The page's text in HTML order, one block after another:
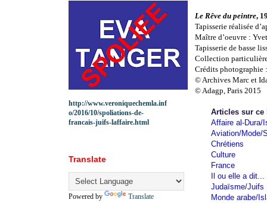
Le Rêve du peintre,
Tapisserie réalisée
Maître d’oeuvre :
Tapisserie de basse
Collection
Crédits photographie :
© Archives Marc et
© Adagp, Paris 2015
Articles sur ce
Affaire al-Dura/
Aviation/Mode/
Chrétiens
Culture
France
Il ou elle a dit...
Judaïsme/Juifs
Monde arabe/
http://www.veroniquechemla.inf
o/2016/10/spoliations-de-
francais-juifs-laffaire.html
Translate
Powered by Translate